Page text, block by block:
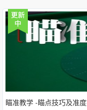
瞄准教学 -瞄点技巧及准